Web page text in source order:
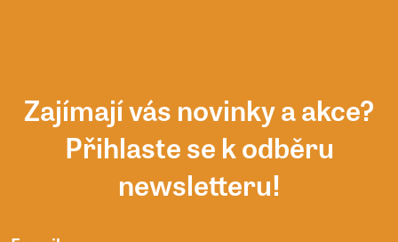
Zajímají vás novinky a akce?
Přihlaste se k odběru
newsletteru!